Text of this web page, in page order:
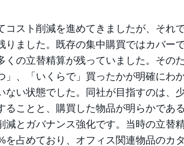
コスト削減を進めてきましたが、それ
りました。既存の集中購買ではカバー
くの立替精算が残っていました。その
」、「いくらで」買ったかが明確にわ
ない状態でした。同社が目指すのは、
ることと、購買した物品が明らかであ
減とガバナンス強化です。当時の立替
を占めており、オフィス関連物品のカ